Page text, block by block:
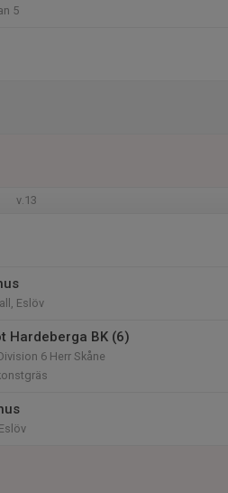
5
v.13
Eslöv
Hardeberga BK (6)
6 Herr Skåne